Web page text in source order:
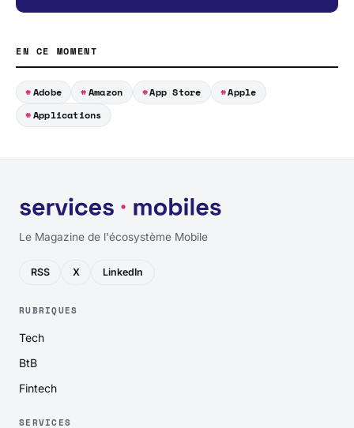
EN CE MOMENT
Adobe Amazon App Store
Apple
Applications
Le Magazine de l'écosystème Mobile
RSS X LinkedIn
RUBRIQUES
Tech
BtB
Fintech
SERVICES